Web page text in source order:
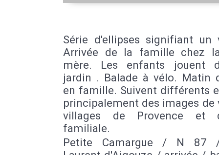
Série d'ellipses signifiant un
Arrivée de la famille chez
mère. Les enfants jouent
jardin . Balade à vélo. Matin
en famille. Suivent différents
principalement des images de
villages de Provence et
familiale.
Petite Camargue / N 87